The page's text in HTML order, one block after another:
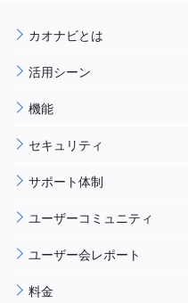
カオナビとは
活用シーン
機能
セキュリティ
サポート体制
ユーザーコミュニティ
ユーザー会レポート
料金